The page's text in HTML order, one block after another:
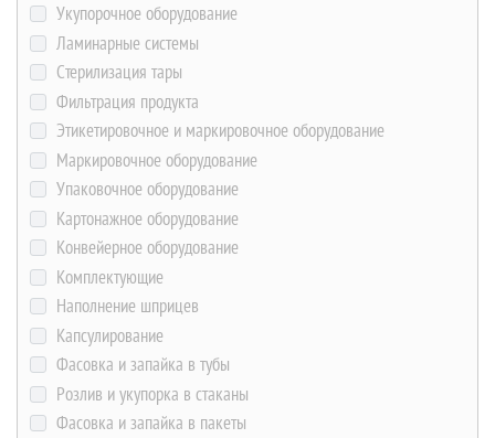
Укупорочное оборудование
Ламинарные системы
Стерилизация тары
Фильтрация продукта
Этикетировочное и маркировочное оборудование
Маркировочное оборудование
Упаковочное оборудование
Картонажное оборудование
Конвейерное оборудование
Комплектующие
Наполнение шприцев
Капсулирование
Фасовка и запайка в тубы
Розлив и укупорка в стаканы
Фасовка и запайка в пакеты